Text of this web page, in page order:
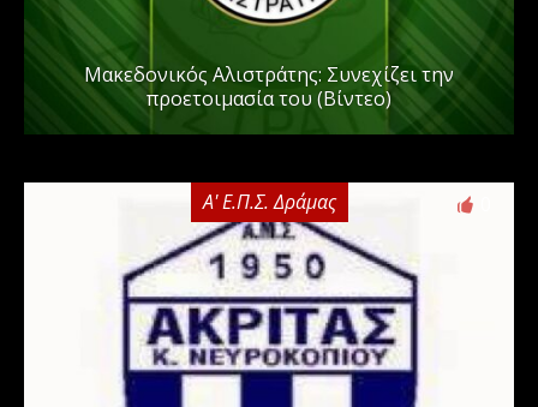
Μακεδονικός Αλιστράτης: Συνεχίζει την
προετοιμασία του (Βίντεο)
Α' Ε.Π.Σ. Δράμας